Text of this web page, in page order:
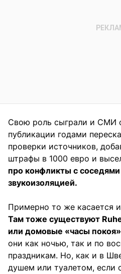
Свою роль сыграли и СМИ
публикации годами
проверки источников,
штрафы в 1000 евро и
про конфликты с
звукоизоляцией.
Примерно то же касается
Там тоже существуют
или домовые «часы
они как ночью, так и по
праздникам. Но, как и в
душем или туалетом, если